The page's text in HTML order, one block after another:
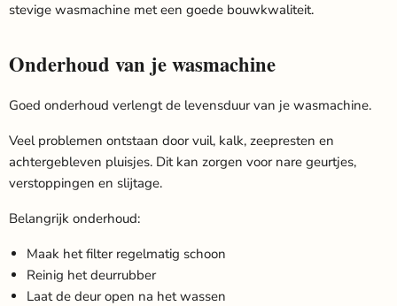
stevige wasmachine met een goede bouwkwaliteit.
Onderhoud van je wasmachine
Goed onderhoud verlengt de levensduur van je wasmachine.
Veel problemen ontstaan door vuil, kalk, zeepresten en
achtergebleven pluisjes. Dit kan zorgen voor nare geurtjes,
verstoppingen en slijtage.
Belangrijk onderhoud:
Maak het filter regelmatig schoon
Reinig het deurrubber
Laat de deur open na het wassen